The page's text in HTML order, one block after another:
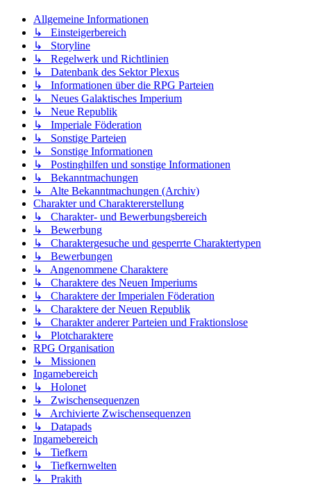
Allgemeine Informationen
↳ Einsteigerbereich
↳ Storyline
↳ Regelwerk und Richtlinien
↳ Datenbank des Sektor Plexus
↳ Informationen über die RPG Parteien
↳ Neues Galaktisches Imperium
↳ Neue Republik
↳ Imperiale Föderation
↳ Sonstige Parteien
↳ Sonstige Informationen
↳ Postinghilfen und sonstige Informationen
↳ Bekanntmachungen
↳ Alte Bekanntmachungen (Archiv)
Charakter und Charaktererstellung
↳ Charakter- und Bewerbungsbereich
↳ Bewerbung
↳ Charaktergesuche und gesperrte Charaktertypen
↳ Bewerbungen
↳ Angenommene Charaktere
↳ Charaktere des Neuen Imperiums
↳ Charaktere der Imperialen Föderation
↳ Charaktere der Neuen Republik
↳ Charakter anderer Parteien und Fraktionslose
↳ Plotcharaktere
RPG Organisation
↳ Missionen
Ingamebereich
↳ Holonet
↳ Zwischensequenzen
↳ Archivierte Zwischensequenzen
↳ Datapads
Ingamebereich
↳ Tiefkern
↳ Tiefkernwelten
↳ Prakith